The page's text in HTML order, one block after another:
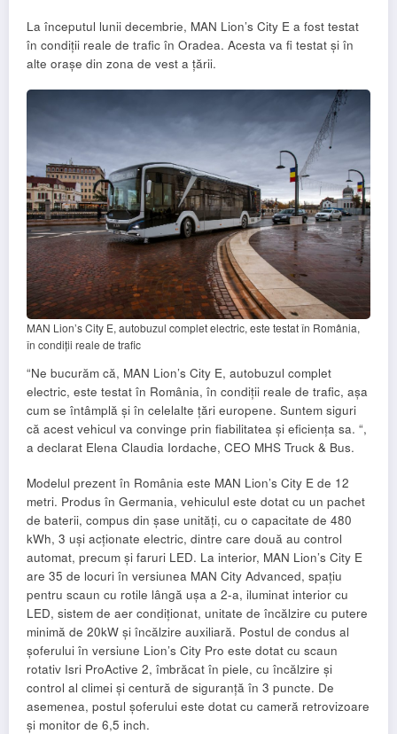
La începutul lunii decembrie, MAN Lion’s City E a fost testat
în condiții reale de trafic în Oradea. Acesta va fi testat și în
alte orașe din zona de vest a țării.
MAN Lion’s City E, autobuzul complet electric, este testat în România,
în condiții reale de trafic
“Ne bucurăm că, MAN Lion’s City E, autobuzul complet
electric, este testat în România, în condiții reale de trafic, așa
cum se întâmplă și în celelalte țări europene. Suntem siguri
că acest vehicul va convinge prin fiabilitatea și eficiența sa. “,
a declarat Elena Claudia Iordache, CEO MHS Truck & Bus.
Modelul prezent în România este MAN Lion’s City E de 12
metri. Produs în Germania, vehiculul este dotat cu un pachet
de baterii, compus din șase unități, cu o capacitate de 480
kWh, 3 uși acționate electric, dintre care două au control
automat, precum și faruri LED. La interior, MAN Lion’s City E
are 35 de locuri în versiunea MAN City Advanced, spațiu
pentru scaun cu rotile lângă ușa a 2-a, iluminat interior cu
LED, sistem de aer condiționat, unitate de încălzire cu putere
minimă de 20kW și încălzire auxiliară. Postul de condus al
șoferului în versiune Lion’s City Pro este dotat cu scaun
rotativ Isri ProActive 2, îmbrăcat în piele, cu încălzire și
control al climei și centură de siguranță în 3 puncte. De
asemenea, postul șoferului este dotat cu cameră retrovizoare
și monitor de 6,5 inch.